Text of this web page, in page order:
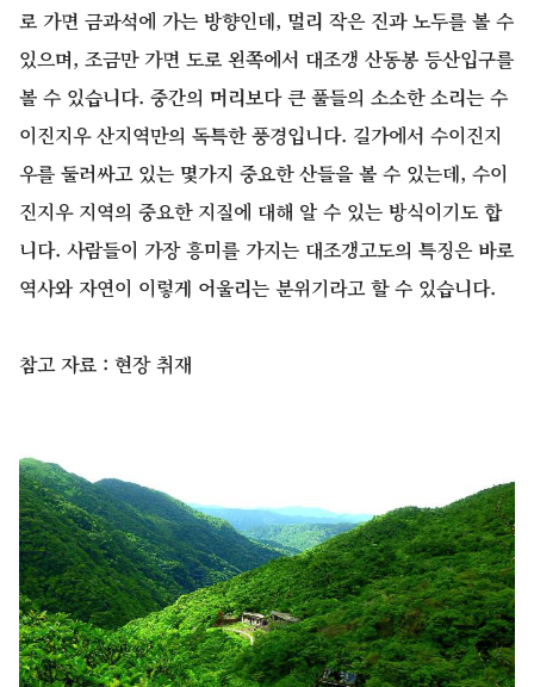
로 가면 금과석에 가는 방향인데, 멀리 작은 진과 노두를 볼 수
있으며, 조금만 가면 도로 왼쪽에서 대조갱 산동봉 등산입구를
볼 수 있습니다. 중간의 머리보다 큰 풀들의 소소한 소리는 수
이진지우 산지역만의 독특한 풍경입니다. 길가에서 수이진지
우를 둘러싸고 있는 몇가지 중요한 산들을 볼 수 있는데, 수이
진지우 지역의 중요한 지질에 대해 알 수 있는 방식이기도 합
니다. 사람들이 가장 흥미를 가지는 대조갱고도의 특징은 바로
역사와 자연이 이렇게 어울리는 분위기라고 할 수 있습니다.
참고 자료 : 현장 취재